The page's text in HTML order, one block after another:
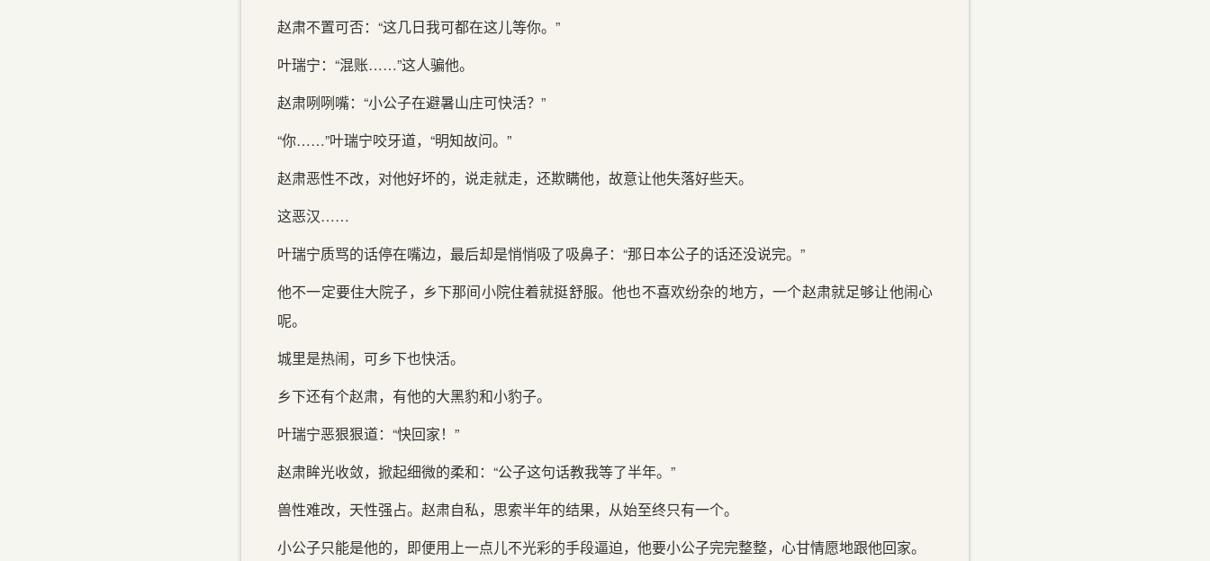
赵肃不置可否：“这几日我可都在这儿等你。”
叶瑞宁：“混账……”这人骗他。
赵肃咧咧嘴：“小公子在避暑山庄可快活？”
“你……”叶瑞宁咬牙道，“明知故问。”
赵肃恶性不改，对他好坏的，说走就走，还欺瞒他，故意让他失落好些天。
这恶汉……
叶瑞宁质骂的话停在嘴边，最后却是悄悄吸了吸鼻子：“那日本公子的话还没说完。”
他不一定要住大院子，乡下那间小院住着就挺舒服。他也不喜欢纷杂的地方，一个赵肃就足够让他闹心
呢。
城里是热闹，可乡下也快活。
乡下还有个赵肃，有他的大黑豹和小豹子。
叶瑞宁恶狠狠道：“快回家！”
赵肃眸光收敛，掀起细微的柔和：“公子这句话教我等了半年。”
兽性难改，天性强占。赵肃自私，思索半年的结果，从始至终只有一个。
小公子只能是他的，即便用上一点儿不光彩的手段逼迫，他要小公子完完整整，心甘情愿地跟他回家。